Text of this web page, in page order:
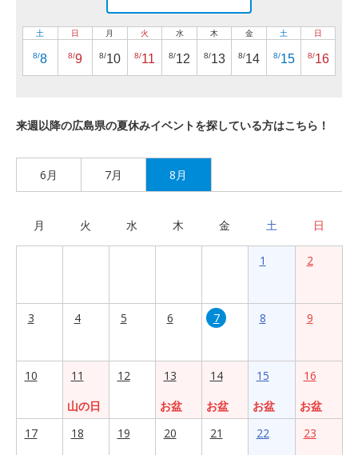
土
8/8
日
8/9
月
8/10
火
8/11
水
8/12
木
8/13
金
8/14
土
8/15
日
8/16
来週以降の広島県の夏休みイベントを探している方はこちら！
6月 7月 8月
月 火 水 木 金 土 日
1 2
3 4 5 6 7 8 9
10
11
山の日
12
13
お盆
14
お盆
15
お盆
16
お盆
17
18 19 20 21 22 23